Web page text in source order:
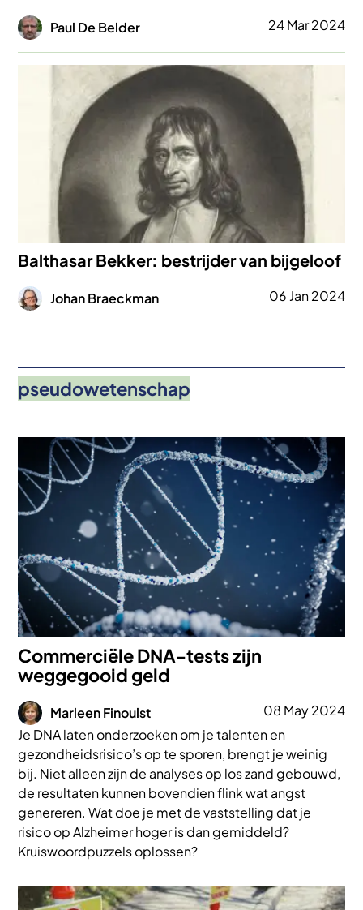
Afbeelding
Paul De Belder 24 Mar 2024
Balthasar Bekker: bestrijder van bijgeloof
AfbeeldingJohan Braeckman 06 Jan 2024
pseudowetenschap
Afbeelding
Commerciële DNA-tests zijn
weggegooid geld
Afbeelding
Marleen Finoulst
08 May 2024
Je DNA laten onderzoeken om je talenten en
gezondheidsrisico’s op te sporen, brengt je weinig
bij. Niet alleen zijn de analyses op los zand gebouwd,
de resultaten kunnen bovendien flink wat angst
genereren. Wat doe je met de vaststelling dat je
risico op Alzheimer hoger is dan gemiddeld?
Kruiswoordpuzzels oplossen?
Afbeelding